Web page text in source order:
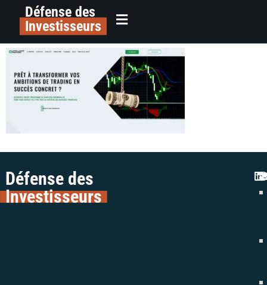
principalDéfense des
Investisseurs
alerte trading colman avocats
capalliance partners avis fraude
Défense des
Investisseurs